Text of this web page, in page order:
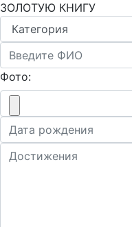
ЗОЛОТУЮ КНИГУ
Фото: